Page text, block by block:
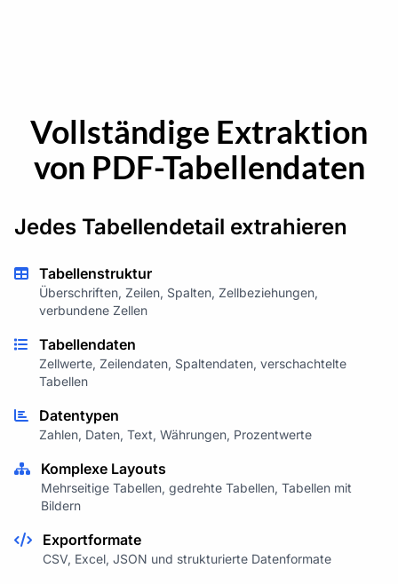
Vollständige Extraktion
von PDF-Tabellendaten
Jedes Tabellendetail extrahieren
Tabellenstruktur
Überschriften, Zeilen, Spalten, Zellbeziehungen,
verbundene Zellen
Tabellendaten
Zellwerte, Zeilendaten, Spaltendaten, verschachtelte
Tabellen
Datentypen
Zahlen, Daten, Text, Währungen, Prozentwerte
Komplexe Layouts
Mehrseitige Tabellen, gedrehte Tabellen, Tabellen mit
Bildern
Exportformate
CSV, Excel, JSON und strukturierte Datenformate